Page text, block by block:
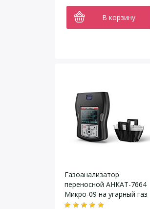
В корзину
Газоанализатор
переносной АНКАТ-7664
Микро-09 на угарный газ
(CO), диоксид азота (NO2),